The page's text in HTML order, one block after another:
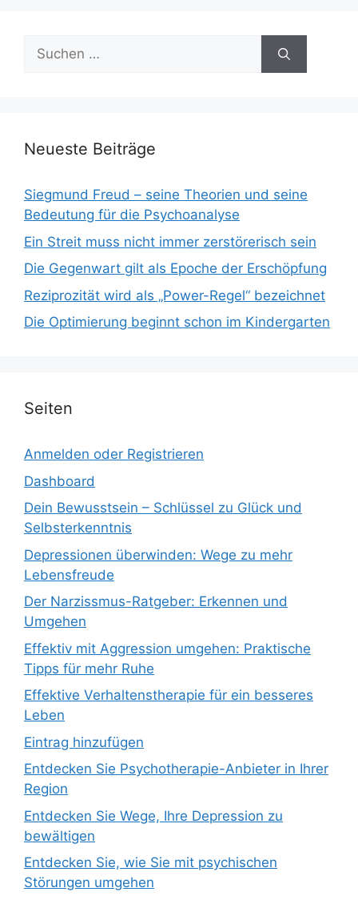
Suchen
nach:
Neueste Beiträge
Siegmund Freud – seine Theorien und seine
Bedeutung für die Psychoanalyse
Ein Streit muss nicht immer zerstörerisch sein
Die Gegenwart gilt als Epoche der Erschöpfung
Reziprozität wird als „Power-Regel“ bezeichnet
Die Optimierung beginnt schon im Kindergarten
Seiten
Anmelden oder Registrieren
Dashboard
Dein Bewusstsein – Schlüssel zu Glück und
Selbsterkenntnis
Depressionen überwinden: Wege zu mehr
Lebensfreude
Der Narzissmus-Ratgeber: Erkennen und
Umgehen
Effektiv mit Aggression umgehen: Praktische
Tipps für mehr Ruhe
Effektive Verhaltenstherapie für ein besseres
Leben
Eintrag hinzufügen
Entdecken Sie Psychotherapie-Anbieter in Ihrer
Region
Entdecken Sie Wege, Ihre Depression zu
bewältigen
Entdecken Sie, wie Sie mit psychischen
Störungen umgehen